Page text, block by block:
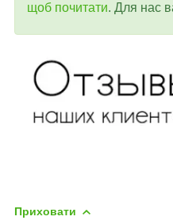
щоб почитати. Для нас
Приховати